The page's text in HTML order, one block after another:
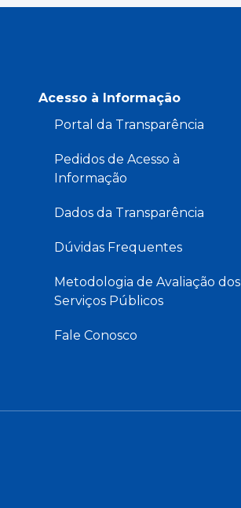
Acesso à Informação
Portal da Transparência
Pedidos de Acesso à
Informação
Dados da Transparência
Dúvidas Frequentes
Metodologia de Avaliação dos
Serviços Públicos
Fale Conosco